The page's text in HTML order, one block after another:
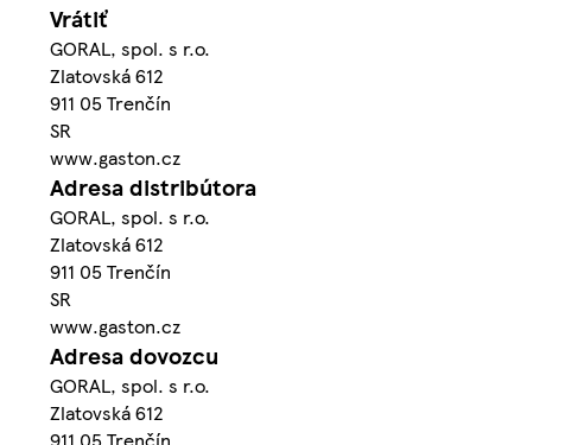
Vrátiť
GORAL, spol. s r.o.
Zlatovská 612
911 05 Trenčín
SR
www.gaston.cz
Adresa distribútora
GORAL, spol. s r.o.
Zlatovská 612
911 05 Trenčín
SR
www.gaston.cz
Adresa dovozcu
GORAL, spol. s r.o.
Zlatovská 612
911 05 Trenčín